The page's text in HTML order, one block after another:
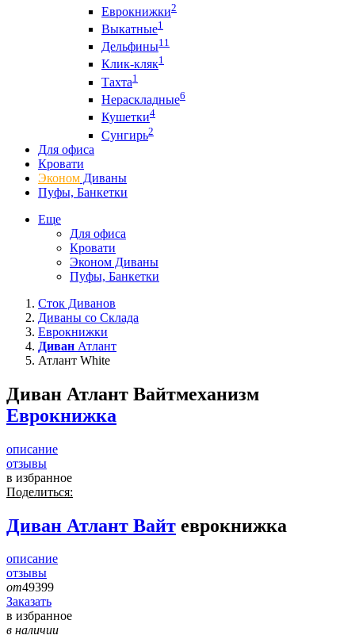
Еврокнижки2
Выкатные1
Дельфины11
Клик-кляк1
Тахта1
Нераскладные6
Кушетки4
Сунгирь2
Для офиса
Кровати
Эконом Диваны
Пуфы, Банкетки
Еще
Для офиса
Кровати
Эконом Диваны
Пуфы, Банкетки
Сток Диванов
Диваны со Склада
Еврокнижки
Диван Атлант
Атлант White
Диван Атлант Вайтмеханизм
Еврокнижка
описание
отзывы
в избранное
Поделиться:
Диван Атлант Вайт еврокнижка
описание
отзывы
от49399
Заказать
в избранное
в наличии